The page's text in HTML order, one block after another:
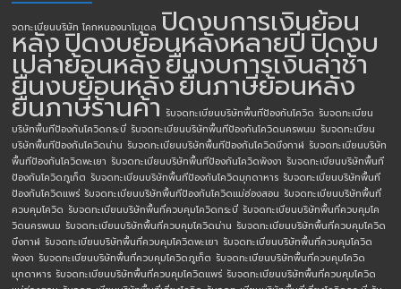
จดทะเบียนบริษัท โคกหนองนาโมเดล ปิดงบการเงินย้อน
หลังปิดงบย้อนหลังหลายปีปิดงบ
เปล่าย้อนหลังยื่นงบการเงินล่าช้า
ยื่นงบย้อนหลังยื่นภาษีย้อนหลัง
ยื่นภาษีร้านค้า รับจดทะเบียนบริษัทพื้นทีป้องกันโควิด รับจดทะเบียน
บริษัทพื้นทีป้องกันโควิดกระบี่ รับจดทะเบียนบริษัทพื้นทีป้องกันโควิดนครพนม รับจดทะเบียน
บริษัทพื้นทีป้องกันโควิดน่าน รับจดทะเบียนบริษัทพื้นทีป้องกันโควิดบึงกาฬ รับจดทะเบียนบริษัท
พื้นทีป้องกันโควิดพะเยา รับจดทะเบียนบริษัทพื้นทีป้องกันโควิดพังงา รับจดทะเบียนบริษัทพื้นที
ป้องกันโควิดภูเก็ต รับจดทะเบียนบริษัทพื้นทีป้องกันโควิดมุกดาหาร รับจดทะเบียนบริษัทพื้นที
ป้องกันโควิดแพร่ รับจดทะเบียนบริษัทพื้นทีป้องกันโควิดแม่ฮ่องสอน รับจดทะเบียนบริษัทพื้นที่
ควบคุมโควิด รับจดทะเบียนบริษัทพื้นที่ควบคุมโควิดกระบี่ รับจดทะเบียนบริษัทพื้นที่ควบคุมโค
วิดนครพนม รับจดทะเบียนบริษัทพื้นที่ควบคุมโควิดน่าน รับจดทะเบียนบริษัทพื้นที่ควบคุมโควิด
บึงกาฬ รับจดทะเบียนบริษัทพื้นที่ควบคุมโควิดพะเยา รับจดทะเบียนบริษัทพื้นที่ควบคุมโควิด
พังงา รับจดทะเบียนบริษัทพื้นที่ควบคุมโควิดภูเก็ต รับจดทะเบียนบริษัทพื้นที่ควบคุมโควิด
มุกดาหาร รับจดทะเบียนบริษัทพื้นที่ควบคุมโควิดแพร่ รับจดทะเบียนบริษัทพื้นที่ควบคุมโควิด